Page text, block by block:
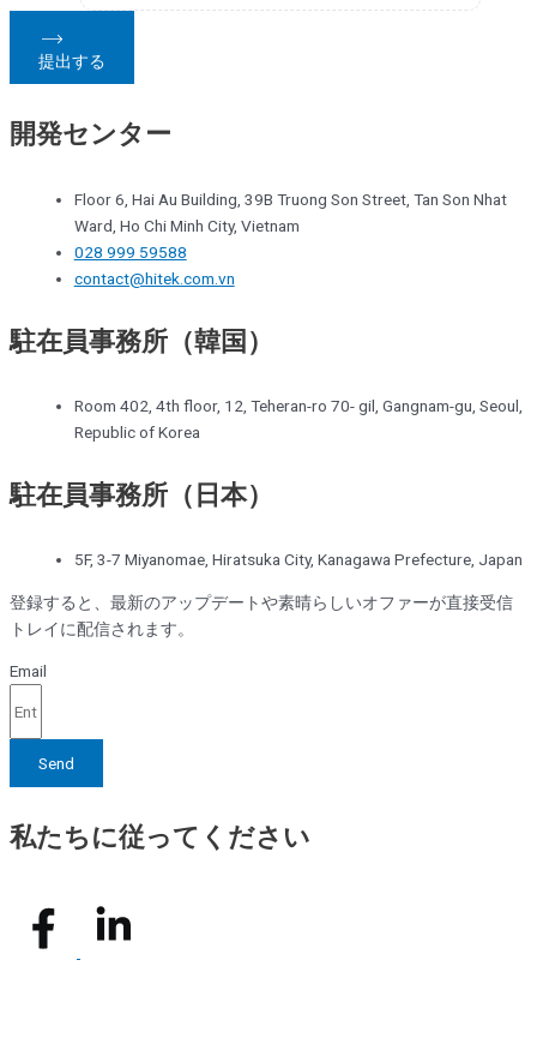
提出する
開発センター
Floor 6, Hai Au Building, 39B Truong Son Street, Tan Son Nhat
Ward, Ho Chi Minh City, Vietnam
028 999 59588
contact@hitek.com.vn
駐在員事務所（韓国）
Room 402, 4th floor, 12, Teheran-ro 70- gil, Gangnam-gu, Seoul,
Republic of Korea
駐在員事務所（日本）
5F, 3-7 Miyanomae, Hiratsuka City, Kanagawa Prefecture, Japan
登録すると、最新のアップデートや素晴らしいオファーが直接受信
トレイに配信されます。
Email
Send
私たちに従ってください